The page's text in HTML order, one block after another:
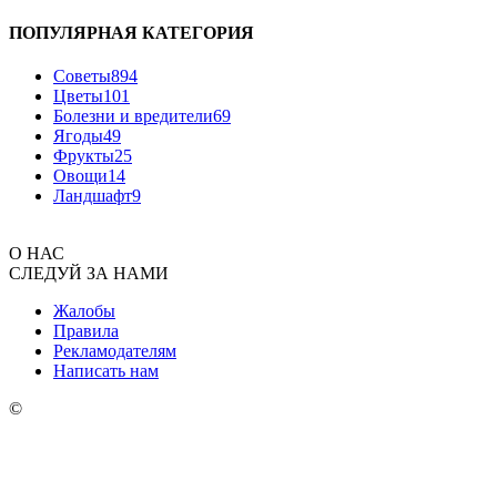
ПОПУЛЯРНАЯ КАТЕГОРИЯ
Советы894
Цветы101
Болезни и вредители69
Ягоды49
Фрукты25
Овощи14
Ландшафт9
О НАС
СЛЕДУЙ ЗА НАМИ
Жалобы
Правила
Рекламодателям
Написать нам
©